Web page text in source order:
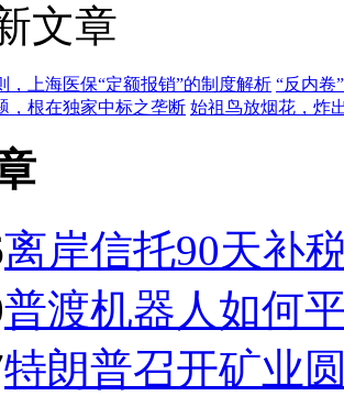
文章
，上海医保“定额报销”的制度解析 “反内卷
，根在独家中标之垄断 始祖鸟放烟花，炸
离岸信托90天补
普渡机器人如何
特朗普召开矿业